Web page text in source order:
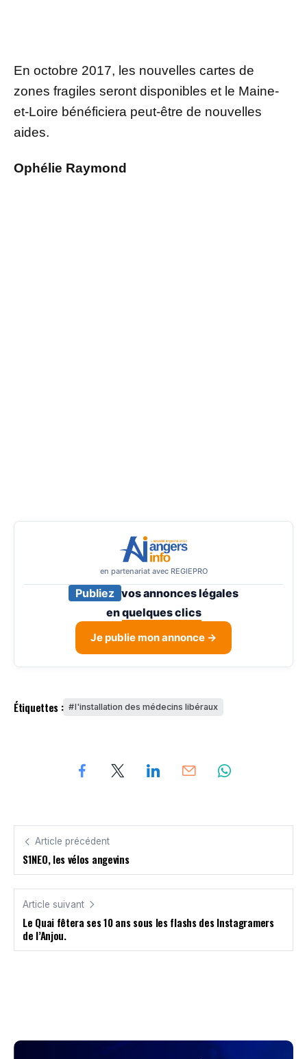
En octobre 2017, les nouvelles cartes de
zones fragiles seront disponibles et le Maine-
et-Loire bénéficiera peut-être de nouvelles
aides.
Ophélie Raymond
en partenariat avec REGIEPRO
Publiez vos annonces légales
enquelques clics
Je publie mon annonce →
Étiquettes : l'installation des médecins libéraux
Article précédent
S1NEO, les vélos angevins
Article suivant
Le Quai fêtera ses 10 ans sous les flashs des Instagramers
de l’Anjou.